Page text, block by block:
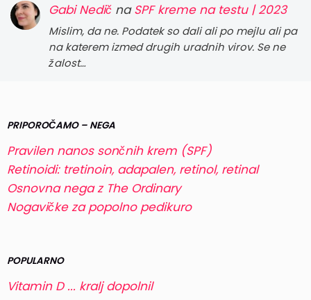
Gabi Nedič naSPF kreme na testu | 2023
Mislim, da ne. Podatek so dali ali po mejlu ali pa
na katerem izmed drugih uradnih virov. Se ne
žalost…
PRIPOROČAMO – NEGA
Pravilen nanos sončnih krem (SPF)
Retinoidi: tretinoin, adapalen, retinol, retinal
Osnovna nega z The Ordinary
Nogavičke za popolno pedikuro
POPULARNO
Vitamin D ... kralj dopolnil